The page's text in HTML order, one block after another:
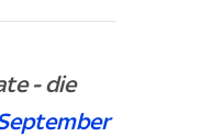
- die